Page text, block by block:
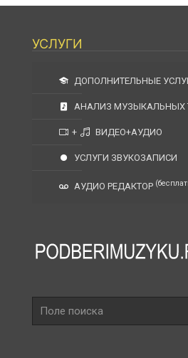
УСЛУГИ
ДОПОЛНИТЕЛЬНЫЕ
АНАЛИЗ МУЗЫКАЛЬНЫХ
+ ВИДЕО+АУДИО
УСЛУГИ ЗВУКОЗАПИСИ
АУДИО РЕДАКТОР
поиска